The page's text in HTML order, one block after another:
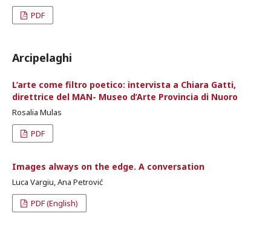
PDF
Arcipelaghi
L’arte come filtro poetico: intervista a Chiara Gatti,
direttrice del MAN- Museo d’Arte Provincia di Nuoro
Rosalia Mulas
PDF
Images always on the edge. A conversation
Luca Vargiu, Ana Petrović
PDF (English)